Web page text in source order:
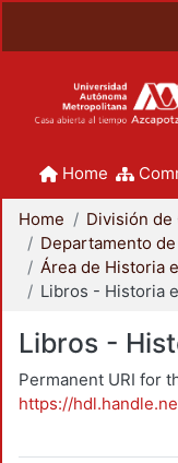
Home
Home
Libros -
Permanent URI for
https://